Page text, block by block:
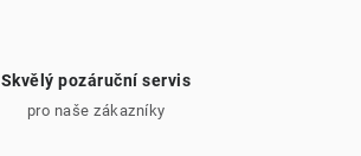
Skvělý pozáruční servis
pro naše zákazníky